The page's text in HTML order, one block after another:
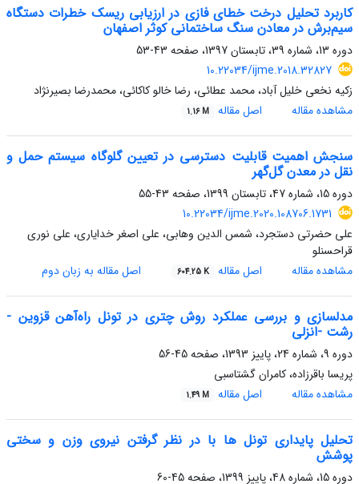
کاربرد تحلیل درخت خطای فازی در ارزیابی ریسک خطرات دستگاه
سیم‌برش در معادن سنگ ساختمانی کوثر اصفهان
دوره 13، شماره 39، تابستان 1397، صفحه
43-53
10.22034/ijme.2018.32827
زکیه نخعی خلیل آباد، محمد عطائی، رضا خالو کاکائی، محمدرضا بصیرنژاد
مشاهده مقاله
اصل مقاله 1.16 M
سنجش اهمیت قابلیت دسترسی در تعیین گلوگاه سیستم حمل و
نقل در معدن گل‌گهر
دوره 15، شماره 47، تابستان 1399، صفحه
43-55
10.22034/ijme.2020.108706.1731
علی حضرتی دستجرد، شمس الدین وهابی، علی اصغر خدایاری، علی نوری
قراحسنلو
مشاهده مقاله
اصل مقاله 604.25 K اصل مقاله به زبان دوم
مدلسازی و بررسی عملکرد روش چتری در تونل راه‌آهن قزوین -
رشت -انزلی
دوره 9، شماره 24، پاییز 1393، صفحه
45-56
پریسا باقرزاده، کامران گشتاسبی
مشاهده مقاله
اصل مقاله 1.49 M
تحلیل پایداری تونل ها با در نظر گرفتن نیروی وزن و سختی
پوشش
دوره 15، شماره 48، پاییز 1399، صفحه 45-60